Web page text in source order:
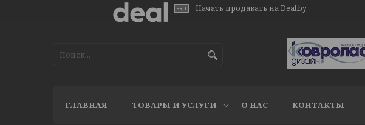
Начать продавать на Deal.by
ГЛАВНАЯ ТОВАРЫ И УСЛУГИ О НАС КОНТАКТЫ